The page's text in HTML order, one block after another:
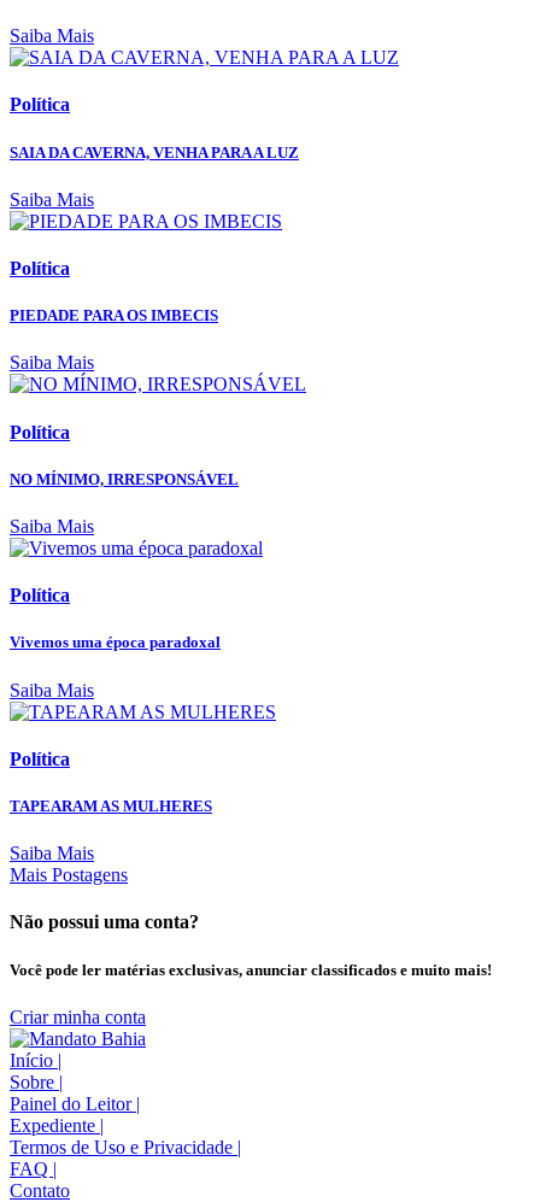
Saiba Mais
Política
SAIA DA CAVERNA, VENHA PARA A LUZ
Saiba Mais
Política
PIEDADE PARA OS IMBECIS
Saiba Mais
Política
NO MÍNIMO, IRRESPONSÁVEL
Saiba Mais
Política
Vivemos uma época paradoxal
Saiba Mais
Política
TAPEARAM AS MULHERES
Saiba Mais
Mais Postagens
Não possui uma conta?
Você pode ler matérias exclusivas, anunciar classificados e muito mais!
Criar minha conta
Início |
Sobre |
Painel do Leitor |
Expediente |
Termos de Uso e Privacidade |
FAQ |
Contato